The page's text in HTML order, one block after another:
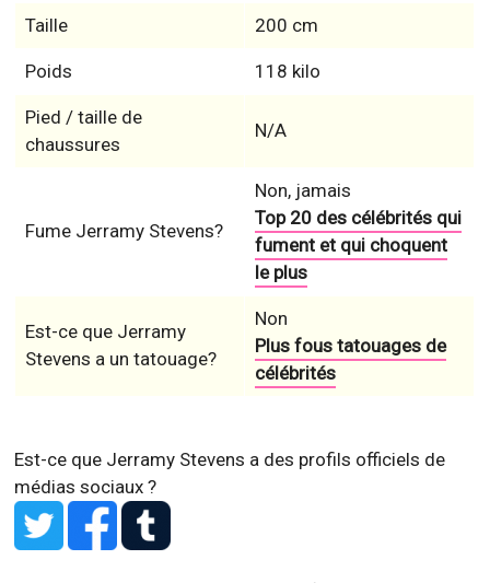
Taille 200 cm
Poids 118 kilo
Pied / taille de
chaussures
N/A
Fume Jerramy Stevens?
Non, jamais
Top 20 des célébrités qui
fument et qui choquent
le plus
Est-ce que Jerramy
Stevens a un tatouage?
Non
Plus fous tatouages de
célébrités
Est-ce que Jerramy Stevens a des profils officiels de
médias sociaux ?